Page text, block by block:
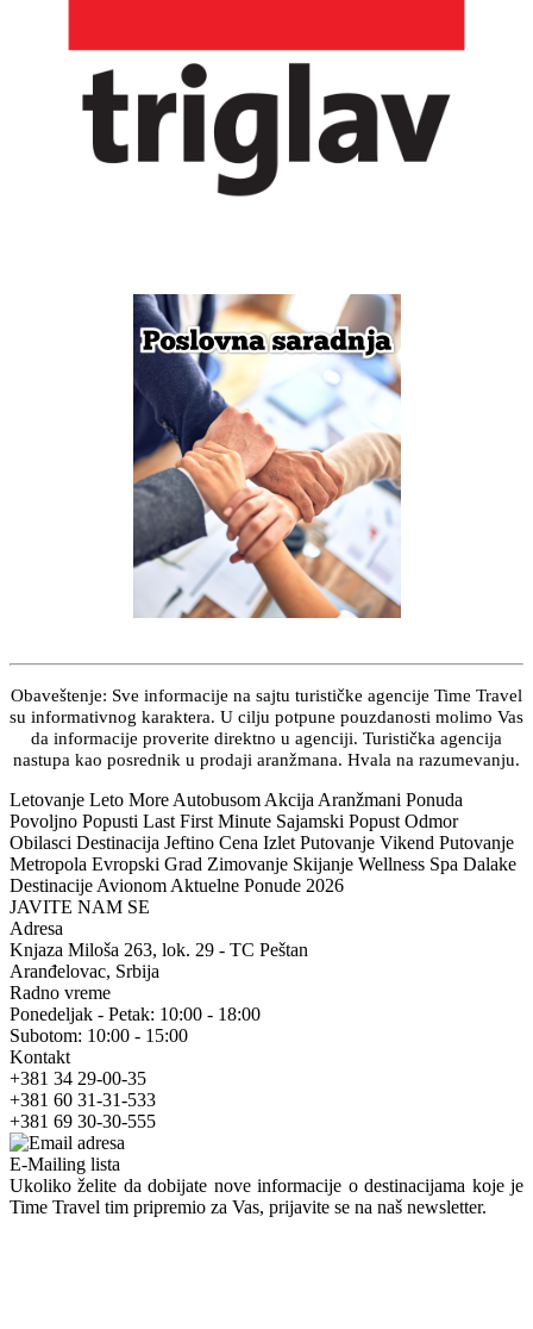
Obaveštenje: Sve informacije na sajtu turističke agencije Time Travel
su informativnog karaktera. U cilju potpune pouzdanosti molimo Vas
da informacije proverite direktno u agenciji. Turistička agencija
nastupa kao posrednik u prodaji aranžmana. Hvala na razumevanju.
Letovanje Leto More Autobusom Akcija Aranžmani Ponuda
Povoljno Popusti Last First Minute Sajamski Popust Odmor
Obilasci Destinacija Jeftino Cena Izlet Putovanje Vikend Putovanje
Metropola Evropski Grad Zimovanje Skijanje Wellness Spa Dalake
Destinacije Avionom Aktuelne Ponude 2026
JAVITE NAM SE
Adresa
Knjaza Miloša 263, lok. 29 - TC Peštan
Aranđelovac, Srbija
Radno vreme
Ponedeljak - Petak: 10:00 - 18:00
Subotom: 10:00 - 15:00
Kontakt
+381 34 29-00-35
+381 60 31-31-533
+381 69 30-30-555
E-Mailing lista
Ukoliko želite da dobijate nove informacije o destinacijama koje je
Time Travel tim pripremio za Vas, prijavite se na naš newsletter.